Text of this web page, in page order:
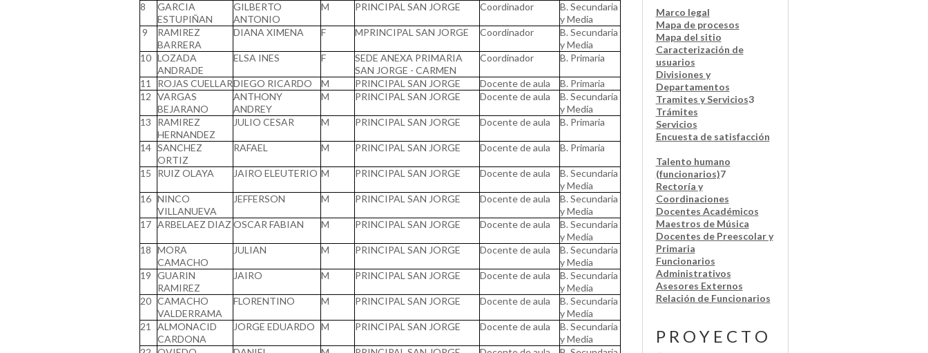
8
GARCIA
ESTUPIÑAN
GILBERTO
ANTONIO
M PRINCIPAL SAN JORGE Coordinador
B. Secundaria
y Media
9
RAMIREZ
BARRERA
DIANA XIMENA F MPRINCIPAL SAN JORGE Coordinador
B. Secundaria
y Media
10 LOZADA
ANDRADE
ELSA INES F
SEDE ANEXA PRIMARIA
SAN JORGE - CARMEN
Coordinador B. Primaria
11 ROJAS CUELLARDIEGO RICARDO M PRINCIPAL SAN JORGE Docente de aula
B. Primaria
12
VARGAS
BEJARANO
ANTHONY
ANDREY
M PRINCIPAL SAN JORGE Docente de aula
B. Secundaria
y Media
13
RAMIREZ
HERNANDEZ
JULIO CESAR M PRINCIPAL SAN JORGE Docente de aula B. Primaria
14 SANCHEZ
ORTIZ
RAFAEL M PRINCIPAL SAN JORGE Docente de aula B. Primaria
15 RUIZ OLAYA JAIRO ELEUTERIO M PRINCIPAL SAN JORGE Docente de aula
B. Secundaria
y Media
16 NINCO
VILLANUEVA
JEFFERSON M PRINCIPAL SAN JORGE Docente de aula
B. Secundaria
y Media
17 ARBELAEZ DIAZ OSCAR FABIAN M PRINCIPAL SAN JORGE Docente de aula
B. Secundaria
y Media
18
MORA
CAMACHO
JULIAN M PRINCIPAL SAN JORGE Docente de aula
B. Secundaria
y Media
19
GUARIN
RAMIREZ
JAIRO M PRINCIPAL SAN JORGE Docente de aula
B. Secundaria
y Media
20 CAMACHO
VALDERRAMA
FLORENTINO M PRINCIPAL SAN JORGE Docente de aula
B. Secundaria
y Media
21
ALMONACID
CARDONA
JORGE EDUARDO M PRINCIPAL SAN JORGE Docente de aula
B. Secundaria
y Media
Marco legal
Mapa de procesos
Mapa del sitio
Caracterización de
usuarios
Divisiones y
Departamentos
Tramites y Servicios3
Trámites
Servicios
Encuesta de satisfacción
Talento humano
(funcionarios)7
Rectoría y
Coordinaciones
Docentes Académicos
Maestros de Música
Docentes de Preescolar y
Primaria
Funcionarios
Administrativos
Asesores Externos
Relación de Funcionarios
P R O Y E C T O